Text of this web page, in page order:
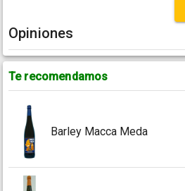
Opiniones
Te recomendamos
Barley Macca Meda